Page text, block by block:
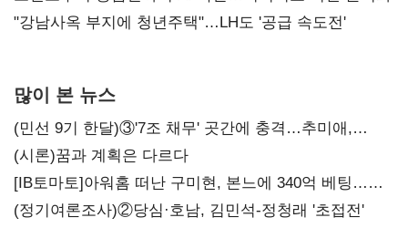
"강남사옥 부지에 청년주택"…LH도 '공급 속도전'
많이 본 뉴스
(민선 9기 한달)③'7조 채무' 곳간에 충격…추미애,
20년만에 '비상재정' 선언 승부수
(시론)꿈과 계획은 다르다
[IB토마토]아워홈 떠난 구미현, 본느에 340억 베팅…
가족 지배체제 구축
(정기여론조사)②당심·호남, 김민석-정청래 '초접전'